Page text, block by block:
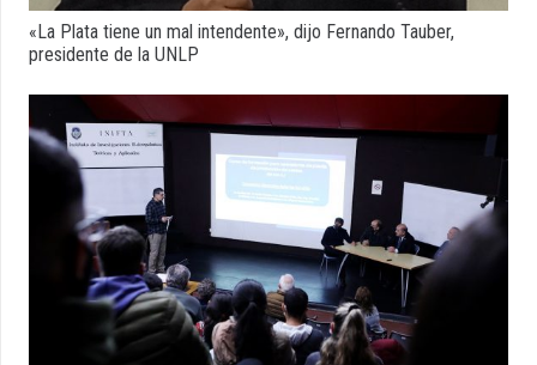
«La Plata tiene un mal intendente», dijo Fernando Tauber,
presidente de la UNLP